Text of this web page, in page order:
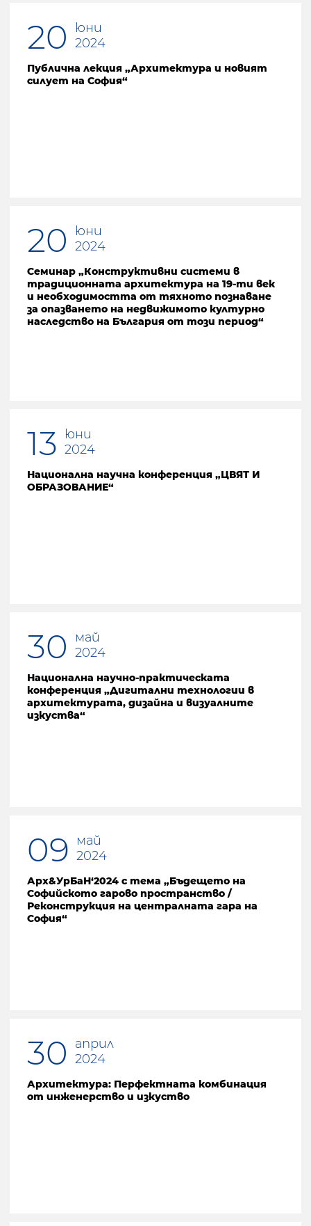
20
юни
2024
Публична лекция „Архитектура и новият
силует на София“
20
юни
2024
Семинар „Конструктивни системи в
традиционната архитектура на 19-ти век
и необходимостта от тяхното познаване
за опазването на недвижимото културно
наследство на България от този период“
13
юни
2024
Национална научна конференция „ЦВЯТ И
ОБРАЗОВАНИЕ“
30
май
2024
Национална научно-практическата
конференция „Дигитални технологии в
архитектурата, дизайна и визуалните
изкуства“
09
май
2024
Арх&УрБаН‘2024 с тема „Бъдещето на
Софийското гарово пространство /
Реконструкция на централната гара на
София“
30
април
2024
Архитектура: Перфектната комбинация
от инженерство и изкуство
Предишна страница